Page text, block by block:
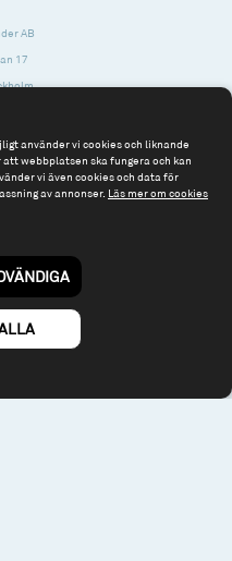
AB
17
40
AB
använder vi cookies och liknande
webbplatsen ska fungera och kan
vi även cookies och data för
av annonser. Läs mer om cookies